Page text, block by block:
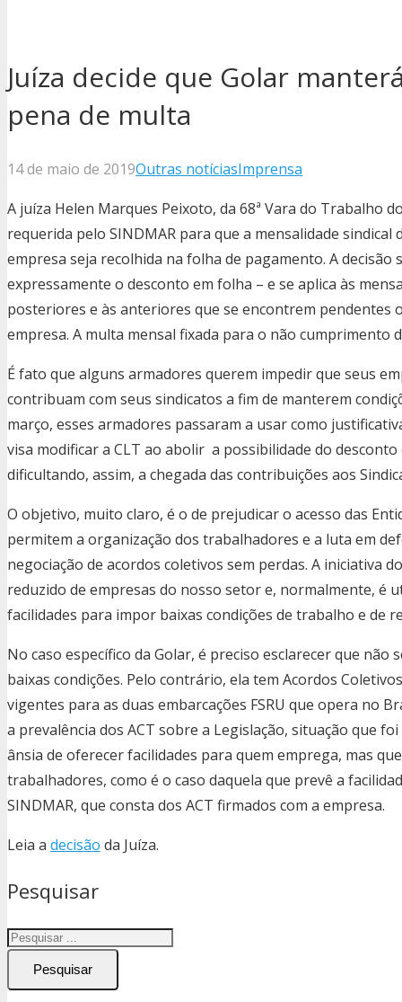
Juíza decide que Golar
pena de multa
14 de maio de 2019Outras notíciasImprensa
A juíza Helen Marques Peixoto, da 68ª Vara do Trabalho
requerida pelo SINDMAR para que a mensalidade sindical
empresa seja recolhida na folha de pagamento. A decisão
expressamente o desconto em folha – e se aplica às
posteriores e às anteriores que se encontrem pendentes
empresa. A multa mensal fixada para o não cumprimento
É fato que alguns armadores querem impedir que seus
contribuam com seus sindicatos a fim de manterem
março, esses armadores passaram a usar como
visa modificar a CLT ao abolir a possibilidade do
dificultando, assim, a chegada das contribuições aos
O objetivo, muito claro, é o de prejudicar o acesso das
permitem a organização dos trabalhadores e a luta em
negociação de acordos coletivos sem perdas. A iniciativa
reduzido de empresas do nosso setor e, normalmente, é
facilidades para impor baixas condições de trabalho e de
No caso específico da Golar, é preciso esclarecer que
baixas condições. Pelo contrário, ela tem Acordos
vigentes para as duas embarcações FSRU que opera no
a prevalência dos ACT sobre a Legislação, situação que
ânsia de oferecer facilidades para quem emprega, mas
trabalhadores, como é o caso daquela que prevê a
SINDMAR, que consta dos ACT firmados com a empresa.
Leia a decisão da Juíza.
Pesquisar
Pesquisar